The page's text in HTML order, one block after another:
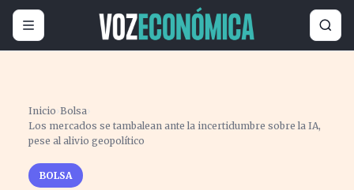
Inicio ›Bolsa›
Los mercados se tambalean ante la incertidumbre sobre la IA,
pese al alivio geopolítico
BOLSA